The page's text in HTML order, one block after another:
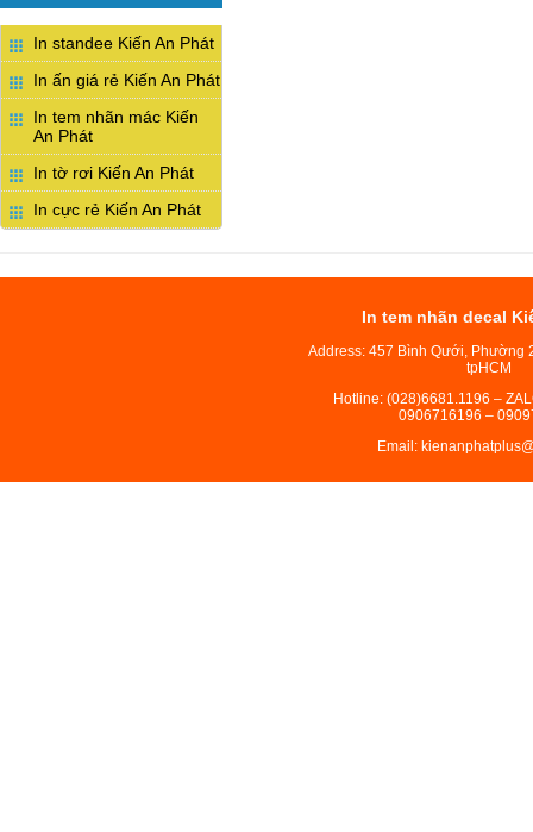
In standee Kiến An Phát
In ấn giá rẻ Kiến An Phát
In tem nhãn mác Kiến
An Phát
In tờ rơi Kiến An Phát
In cực rẻ Kiến An Phát
In tem nhãn decal
Address: 457 Bình Qưới, Phường
tpHCM
Hotline: (028)6681.1196 –
0906716196 –
Email: